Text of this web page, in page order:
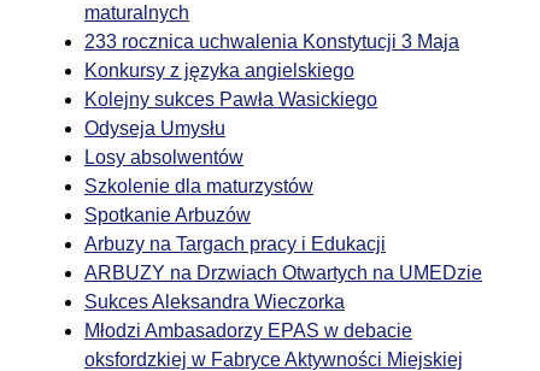
maturalnych
233 rocznica uchwalenia Konstytucji 3 Maja
Konkursy z języka angielskiego
Kolejny sukces Pawła Wasickiego
Odyseja Umysłu
Losy absolwentów
Szkolenie dla maturzystów
Spotkanie Arbuzów
Arbuzy na Targach pracy i Edukacji
ARBUZY na Drzwiach Otwartych na UMEDzie
Sukces Aleksandra Wieczorka
Młodzi Ambasadorzy EPAS w debacie
oksfordzkiej w Fabryce Aktywności Miejskiej